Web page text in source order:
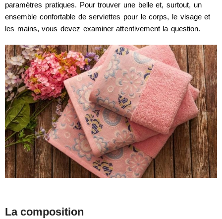
paramètres pratiques. Pour trouver une belle et, surtout, un
ensemble confortable de serviettes pour le corps, le visage et
les mains, vous devez examiner attentivement la question.
La composition